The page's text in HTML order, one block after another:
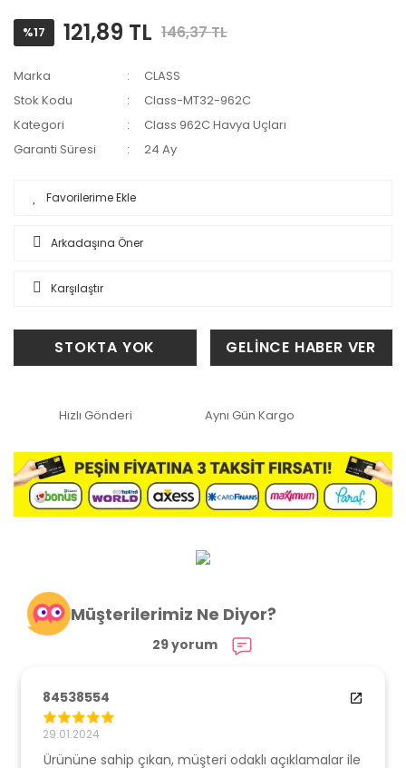
%17 121,89 TL 146,37 TL
Marka
CLASS
Stok Kodu
Class-MT32-962C
Kategori
Class 962C Havya Uçları
Garanti Süresi
24 Ay
Arkadaşına Öner
Karşılaştır
STOKTA YOK GELİNCE HABER VER
Hızlı Gönderi Aynı Gün Kargo
Müşterilerimiz Ne Diyor?
29 yorum
84538554
29.01.2024
Ürününe sahip çıkan, müşteri odaklı açıklamalar ile